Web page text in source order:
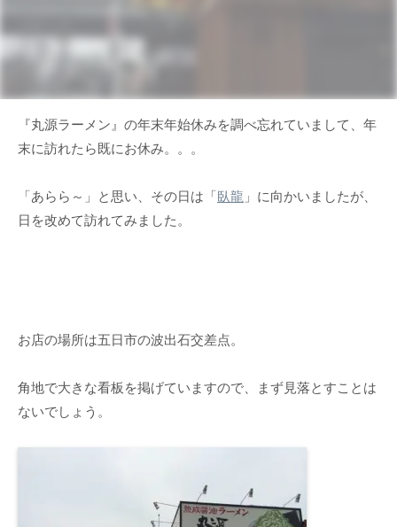
『丸源ラーメン』の年末年始休みを調べ忘れていまして、年
末に訪れたら既にお休み。。。
「あらら～」と思い、その日は「臥龍 」に向かいましたが、
日を改めて訪れてみました。
お店の場所は五日市の波出石交差点。
角地で大きな看板を掲げていますので、まず見落とすことは
ないでしょう。